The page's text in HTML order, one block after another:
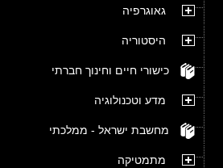
גאוגרפיה
היסטוריה
כישורי חיים וחינוך חברתי
מדע וטכנולוגיה
מחשבת ישראל - ממלכתי
מתמטיקה